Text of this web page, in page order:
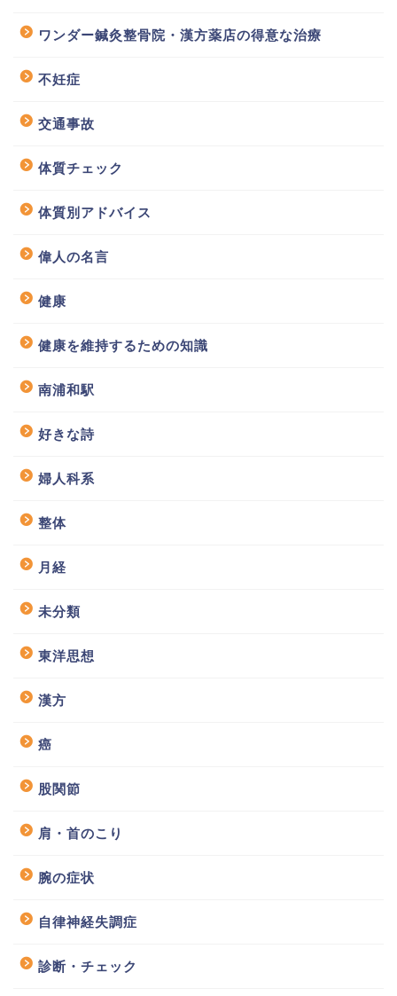
ワンダー鍼灸整骨院・漢方薬店の得意な治療
不妊症
交通事故
体質チェック
体質別アドバイス
偉人の名言
健康
健康を維持するための知識
南浦和駅
好きな詩
婦人科系
整体
月経
未分類
東洋思想
漢方
癌
股関節
肩・首のこり
腕の症状
自律神経失調症
診断・チェック